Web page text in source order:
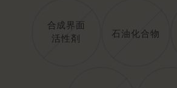
合成界面
活性剤
石油化合物